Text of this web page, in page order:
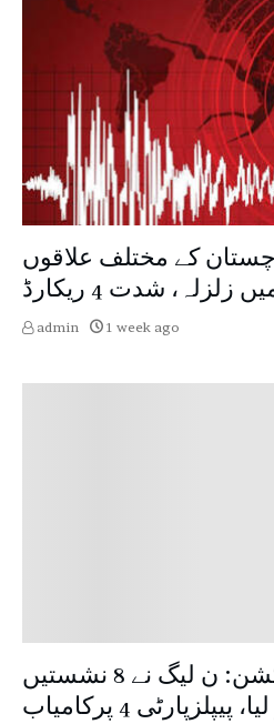
کے مختلف علاقوں
زلزلہ، شدت 4 ریکارڈ
admin 1 week ago
آزاد کشمیر الیکشن: ن لیگ نے 8 نشستیں
4 پرکامیاب